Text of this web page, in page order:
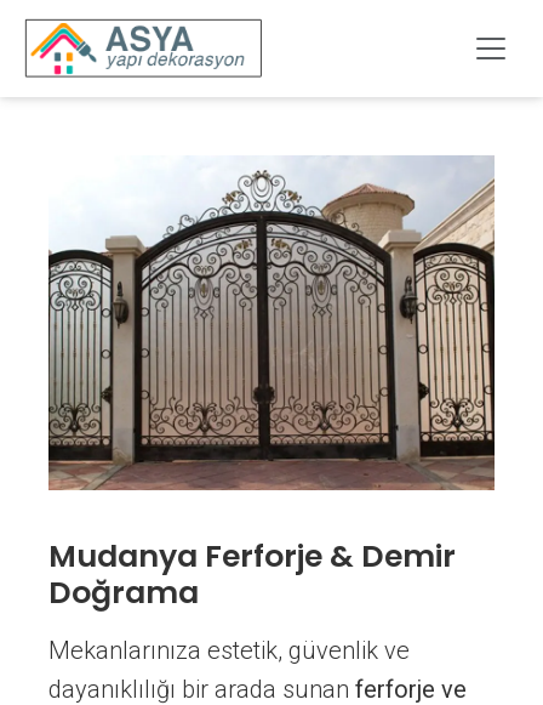
Mudanya Ferforje & Demir
Doğrama
Mekanlarınıza estetik, güvenlik ve
dayanıklılığı bir arada sunan ferforje ve